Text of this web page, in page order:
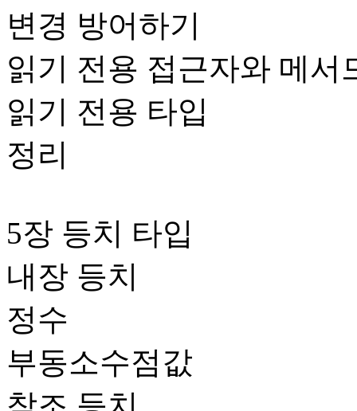
변경 방어하기
읽기 전용 접근자와 메서
읽기 전용 타입
정리
5장 등치 타입
내장 등치
정수
부동소수점값